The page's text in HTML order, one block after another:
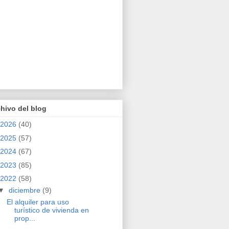
del blog
2026 (40)
2025 (57)
2024 (67)
2023 (85)
2022 (58)
diciembre (9)
El alquiler para uso
turístico de vivienda en
prop...